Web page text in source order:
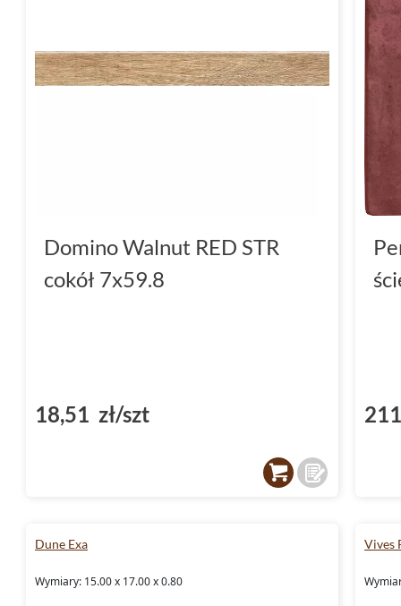
Domino Walnut RED STR
cokół 7x59.8
18,51 zł/szt
Dune Exa
Wymiary: 15.00 x 17.00 x 0.80
Vives